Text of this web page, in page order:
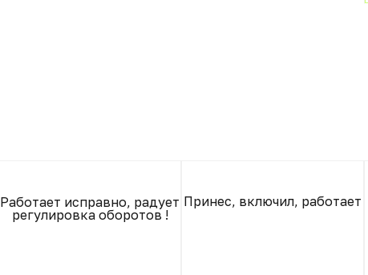
Работает исправно, радует
регулировка оборотов !
Принес, включил, работает